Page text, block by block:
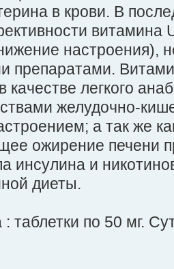
в крови. В
витамина
настроения),
препаратами.
качестве легкого
желудочно-
а так же
ожирение печени
инсулина и
диеты.
таблетки по 50 мг.